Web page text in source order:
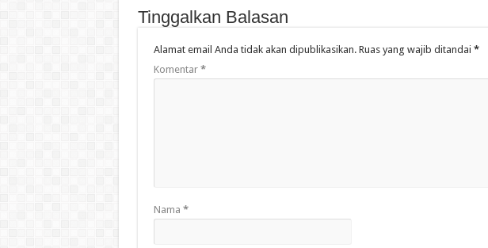
Tinggalkan Balasan
Alamat email Anda tidak akan dipublikasikan. Ruas yang wajib ditandai *
Komentar *
Nama *